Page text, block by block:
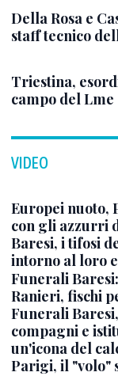
Della Rosa e
staff tecnico
Triestina,
campo del Lme
VIDEO
Europei nuoto,
con gli azzurri
Baresi, i tifosi
intorno al loro
Funerali
Ranieri, fischi
Funerali
compagni e
un'icona del
Parigi, il "volo"